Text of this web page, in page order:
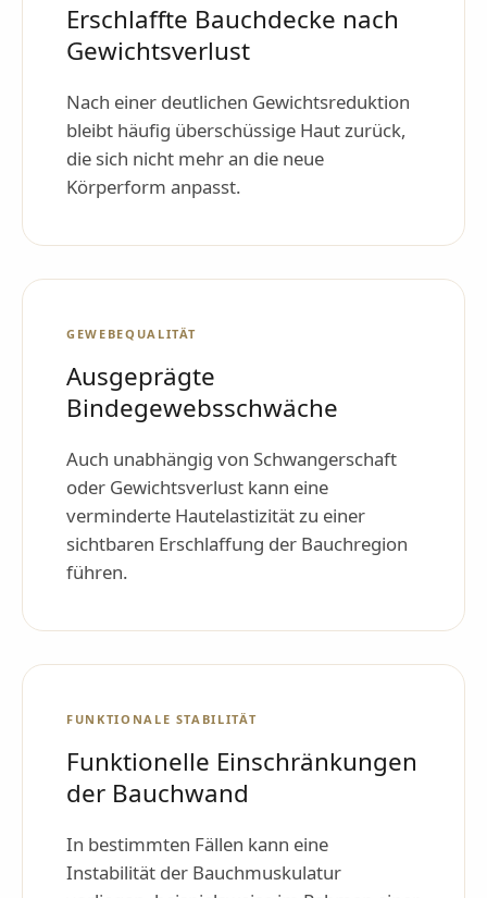
Erschlaffte Bauchdecke nach
Gewichtsverlust
Nach einer deutlichen Gewichtsreduktion
bleibt häufig überschüssige Haut zurück,
die sich nicht mehr an die neue
Körperform anpasst.
GEWEBEQUALITÄT
Ausgeprägte
Bindegewebsschwäche
Auch unabhängig von Schwangerschaft
oder Gewichtsverlust kann eine
verminderte Hautelastizität zu einer
sichtbaren Erschlaffung der Bauchregion
führen.
FUNKTIONALE STABILITÄT
Funktionelle Einschränkungen
der Bauchwand
In bestimmten Fällen kann eine
Instabilität der Bauchmuskulatur